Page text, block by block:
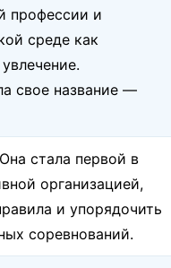
профессии и
среде как
свое название —
стала первой в
организацией,
и упорядочить
соревнований.